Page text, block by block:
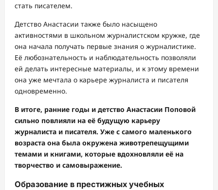
стать писателем.
Детство Анастасии также было насыщено
активностями в школьном журналистском кружке, где
она начала получать первые знания о журналистике.
Её любознательность и наблюдательность позволяли
ей делать интересные материалы, и к этому времени
она уже мечтала о карьере журналиста и писателя
одновременно.
В итоге, ранние годы и детство Анастасии Поповой
сильно повлияли на её будущую карьеру
журналиста и писателя. Уже с самого маленького
возраста она была окружена животрепещущими
темами и книгами, которые вдохновляли её на
творчество и самовыражение.
Образование в престижных учебных